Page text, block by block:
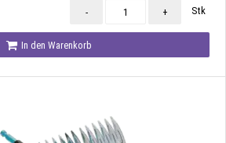
- + Stk
In den Warenkorb